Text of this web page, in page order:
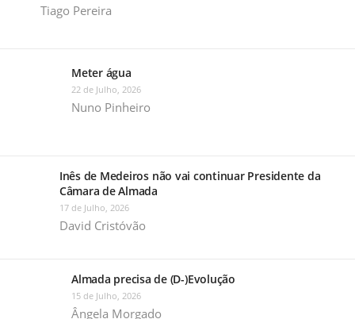
Tiago Pereira
Meter água
22 de Julho, 2026
Nuno Pinheiro
Inês de Medeiros não vai continuar Presidente da
Câmara de Almada
17 de Julho, 2026
David Cristóvão
Almada precisa de (D-)Evolução
15 de Julho, 2026
Ângela Morgado